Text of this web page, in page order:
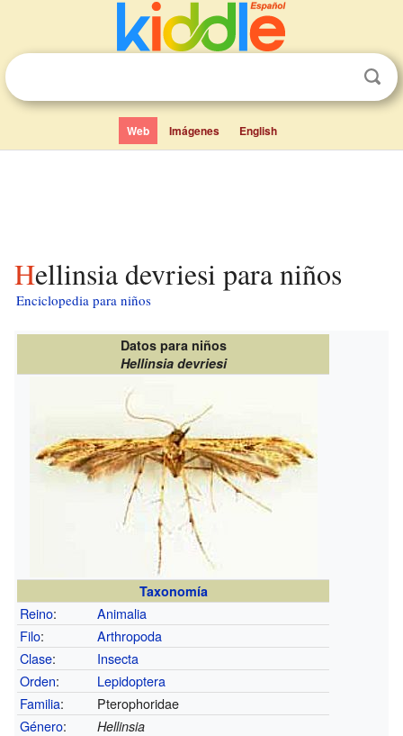
Web Imágenes English
Hellinsia devriesi para niños
Enciclopedia para niños
Datos para niños
Hellinsia devriesi
Taxonomía
Reino:
Animalia
Filo:
Arthropoda
Clase:
Insecta
Orden:
Lepidoptera
Familia:
Pterophoridae
Género: Hellinsia